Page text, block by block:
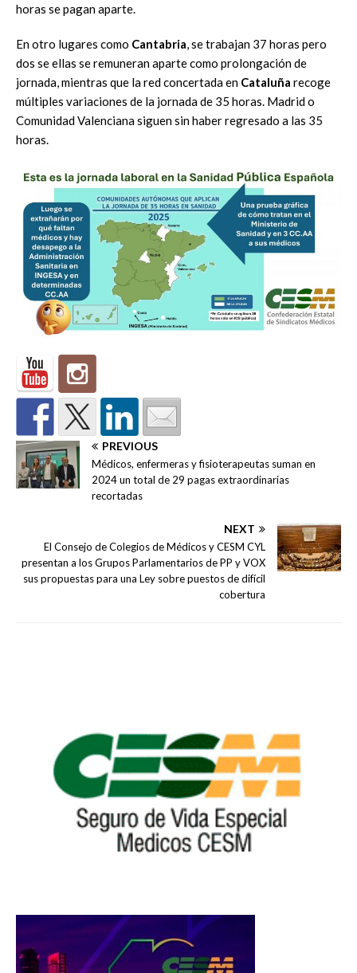
horas se pagan aparte.
En otro lugares como Cantabria, se trabajan 37 horas pero
dos se ellas se remuneran aparte como prolongación de
jornada, mientras que la red concertada en Cataluña recoge
múltiples variaciones de la jornada de 35 horas. Madrid o
Comunidad Valenciana siguen sin haber regresado a las 35
horas.
PREVIOUS
Médicos, enfermeras y fisioterapeutas suman en
2024 un total de 29 pagas extraordinarias
recortadas
NEXT
El Consejo de Colegios de Médicos y CESM CYL
presentan a los Grupos Parlamentarios de PP y VOX
sus propuestas para una Ley sobre puestos de difícil
cobertura